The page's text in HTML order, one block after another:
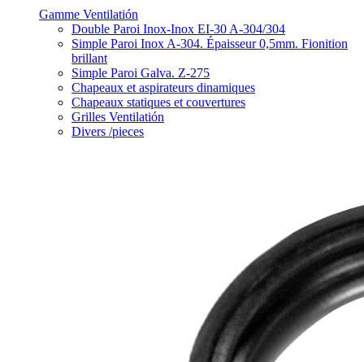
Gamme Ventilatión
Double Paroi Inox-Inox EI-30 A-304/304
Simple Paroi Inox A-304. Épaisseur 0,5mm. Fionition
brillant
Simple Paroi Galva. Z-275
Chapeaux et aspirateurs dinamiques
Chapeaux statiques et couvertures
Grilles Ventilatión
Divers /pieces